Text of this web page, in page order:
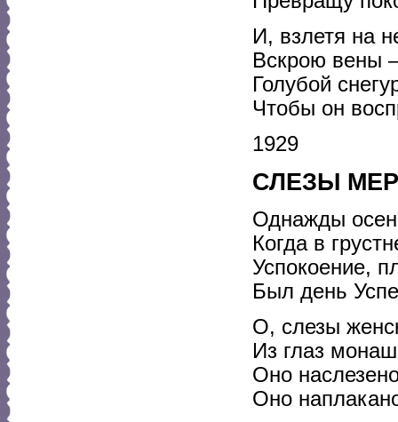
И, взлетя на
Вскрою вены
Голубой
Чтобы он
1929
СЛЕЗЫ
Однажды
Когда в
Успокоение,
Был день
О, слезы
Из глаз
Оно
Оно